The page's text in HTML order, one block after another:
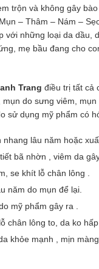
trộn và không gây
– Thâm – Nám –
với những loại da dầu,
mẹ bầu đang cho
Trang điều trị tất cả
mụn do sưng viêm, mụn
sử dụng mỹ phẩm có
lâu năm hoặc
bã nhờn , viêm da
se khít lỗ chân lông .
năm do mụn để lại.
mỹ phẩm gây ra .
chân lông to, da ko
khỏe mạnh , mịn